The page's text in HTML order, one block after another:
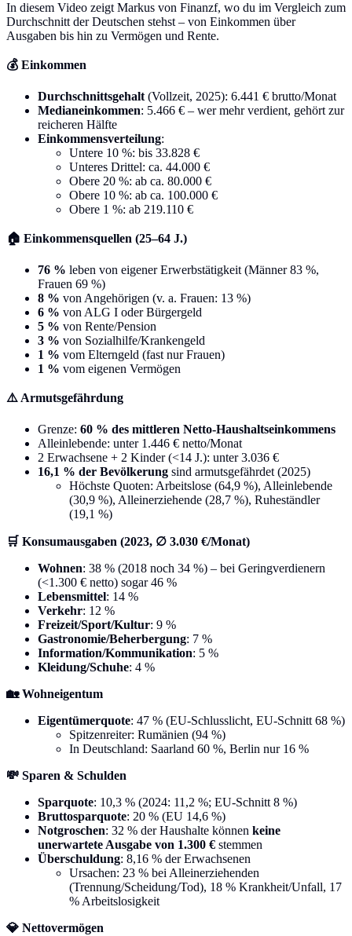
In diesem Video zeigt Markus von Finanzf, wo du im Vergleich zum
Durchschnitt der Deutschen stehst – von Einkommen über
Ausgaben bis hin zu Vermögen und Rente.
💰 Einkommen
Durchschnittsgehalt (Vollzeit, 2025): 6.441 € brutto/Monat
Medianeinkommen: 5.466 € – wer mehr verdient, gehört zur
reicheren Hälfte
Einkommensverteilung:
Untere 10 %: bis 33.828 €
Unteres Drittel: ca. 44.000 €
Obere 20 %: ab ca. 80.000 €
Obere 10 %: ab ca. 100.000 €
Obere 1 %: ab 219.110 €
🏠 Einkommensquellen (25–64 J.)
76 % leben von eigener Erwerbstätigkeit (Männer 83 %,
Frauen 69 %)
8 % von Angehörigen (v. a. Frauen: 13 %)
6 % von ALG I oder Bürgergeld
5 % von Rente/Pension
3 % von Sozialhilfe/Krankengeld
1 % vom Elterngeld (fast nur Frauen)
1 % vom eigenen Vermögen
⚠️ Armutsgefährdung
Grenze: 60 % des mittleren Netto-Haushaltseinkommens
Alleinlebende: unter 1.446 € netto/Monat
2 Erwachsene + 2 Kinder (<14 J.): unter 3.036 €
16,1 % der Bevölkerung sind armutsgefährdet (2025)
Höchste Quoten: Arbeitslose (64,9 %), Alleinlebende
(30,9 %), Alleinerziehende (28,7 %), Ruheständler
(19,1 %)
🛒 Konsumausgaben (2023, ∅ 3.030 €/Monat)
Wohnen: 38 % (2018 noch 34 %) – bei Geringverdienern
(<1.300 € netto) sogar 46 %
Lebensmittel: 14 %
Verkehr: 12 %
Freizeit/Sport/Kultur: 9 %
Gastronomie/Beherbergung: 7 %
Information/Kommunikation: 5 %
Kleidung/Schuhe: 4 %
🏡 Wohneigentum
Eigentümerquote: 47 % (EU-Schlusslicht, EU-Schnitt 68 %)
Spitzenreiter: Rumänien (94 %)
In Deutschland: Saarland 60 %, Berlin nur 16 %
💸 Sparen & Schulden
Sparquote: 10,3 % (2024: 11,2 %; EU-Schnitt 8 %)
Bruttosparquote: 20 % (EU 14,6 %)
Notgroschen: 32 % der Haushalte können keine
unerwartete Ausgabe von 1.300 € stemmen
Überschuldung: 8,16 % der Erwachsenen
Ursachen: 23 % bei Alleinerziehenden
(Trennung/Scheidung/Tod), 18 % Krankheit/Unfall, 17
% Arbeitslosigkeit
💎 Nettovermögen